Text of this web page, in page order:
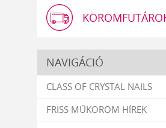
Crystal
Nails
NAVIGÁCIÓ
CLASS OF CRYSTAL NAILS
FRISS MŰKÖRÖM HÍREK